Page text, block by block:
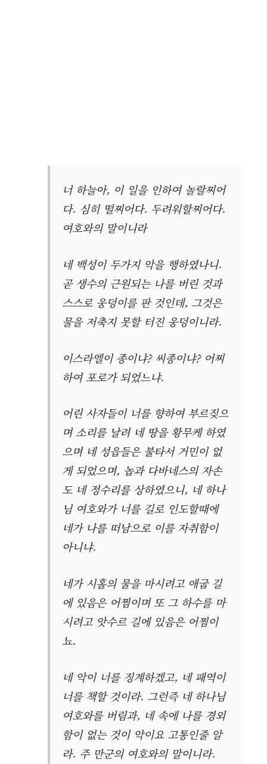
너 하늘아, 이 일을 인하여 놀랄찌어
다. 심히 떨찌어다. 두려워할찌어다.
여호와의 말이니라
네 백성이 두가지 악을 행하였나니.
곧 생수의 근원되는 나를 버린 것과
스스로 웅덩이를 판 것인데, 그것은
물을 저축지 못할 터진 웅덩이니라.
이스라엘이 종이냐? 씨종이냐? 어찌
하여 포로가 되었느냐.
어린 사자들이 너를 향하여 부르짖으
며 소리를 날려 네 땅을 황무케 하였
으며 네 성읍들은 불타서 거민이 없
게 되었으며, 놉과 다바네스의 자손
도 네 정수리를 상하였으니, 네 하나
님 여호와가 너를 길로 인도할때에
네가 나를 떠남으로 이를 자취함이
아니냐.
네가 시홀의 물을 마시려고 애굽 길
에 있음은 어찜이며 또 그 하수를 마
시려고 앗수르 길에 있음은 어찜이
뇨.
네 악이 너를 징계하겠고, 네 패역이
너를 책할 것이라. 그런즉 네 하나님
여호와를 버림과, 네 속에 나를 경외
함이 없는 것이 악이요 고통인줄 알
라. 주 만군의 여호와의 말이니라.